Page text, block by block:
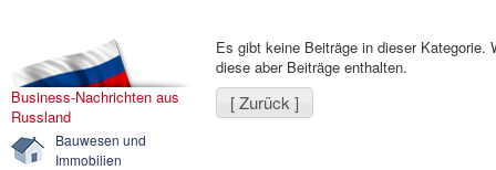
Business-Nachrichten aus
Russland
Bauwesen und
Immobilien
Es gibt keine Beiträge in dieser Kategorie.
diese aber Beiträge enthalten.
[ Zurück ]